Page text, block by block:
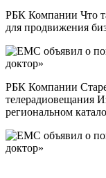
РБК Компании Что
для продвижения
РБК Компании
телерадиовещания
региональном